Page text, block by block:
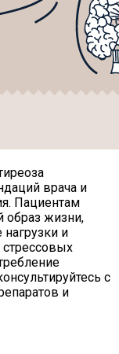
врача и
Пациентам
образ жизни,
и
стрессовых
с
и